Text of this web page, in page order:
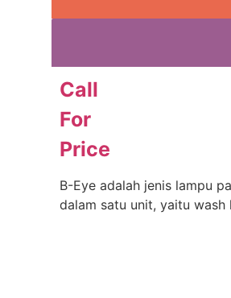
Call
For
Price
B-Eye adalah jenis lampu
dalam satu unit, yaitu